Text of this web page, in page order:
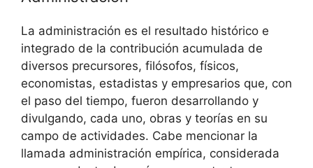
La administración es el resultado histórico e
integrado de la contribución acumulada de
diversos precursores, filósofos, físicos,
economistas, estadistas y empresarios que, con
el paso del tiempo, fueron desarrollando y
divulgando, cada uno, obras y teorías en su
campo de actividades. Cabe mencionar la
llamada administración empírica, considerada